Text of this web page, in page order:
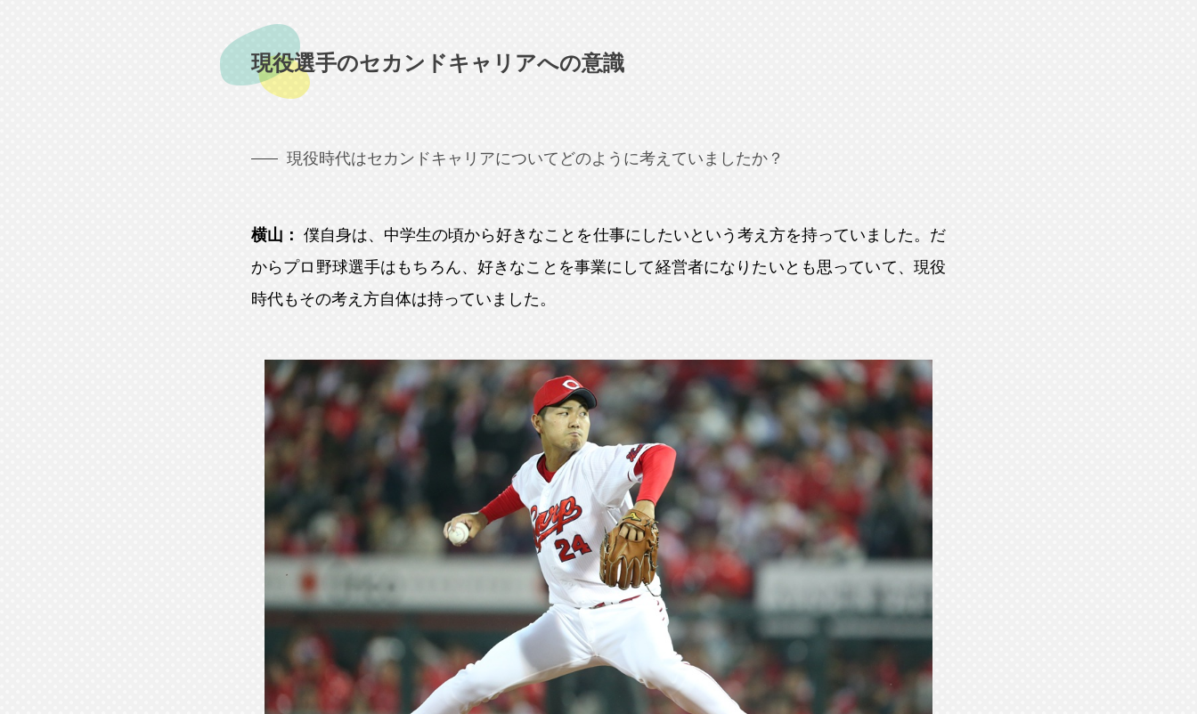
現役選手のセカンドキャリアへの意識
現役時代はセカンドキャリアについてどのように考えていましたか？
横山：
僕自身は、中学生の頃から好きなことを仕事にしたいという考え方を持っていました。だ
からプロ野球選手はもちろん、好きなことを事業にして経営者になりたいとも思っていて、現役
時代もその考え方自体は持っていました。